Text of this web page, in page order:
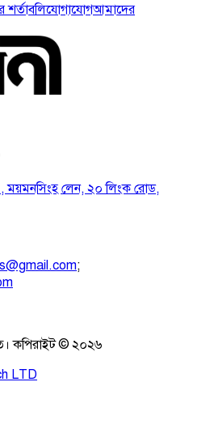
শর্তাবলিযোগাযোগআমাদের
ময়মনসিংহ লেন, ২০ লিংক রোড,
;
কপিরাইট © ২০২৬
LTD